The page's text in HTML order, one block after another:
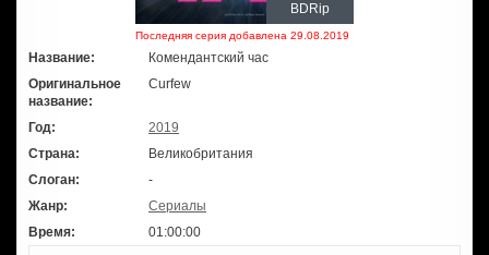
BDRip
Последняя серия добавлена 29.08.2019
Название:
Комендантский час
Оригинальное
название:
Curfew
Год:
2019
Страна:
Великобритания
Слоган:
-
Жанр:
Сериалы
Время:
01:00:00